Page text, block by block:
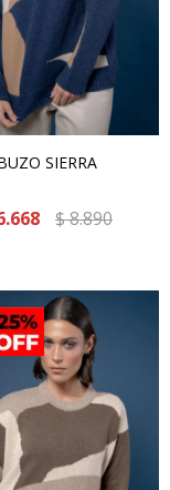
SIERRA
$8.890